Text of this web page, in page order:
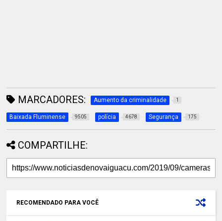
MARCADORES: Aumento da criminalidade 1
Baixada Fluminense 9505 polícia 4678 Segurança 175
COMPARTILHE:
RECOMENDADO PARA VOCÊ